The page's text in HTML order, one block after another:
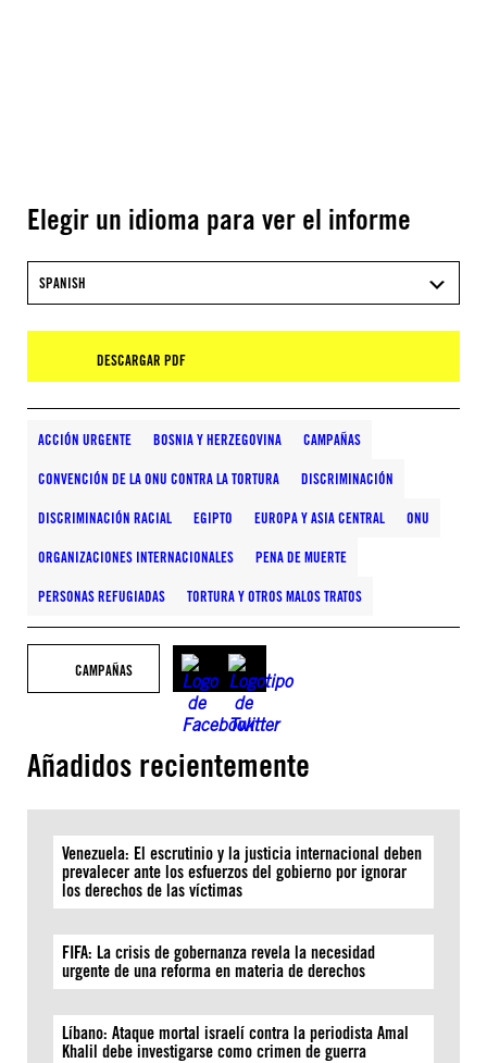
Elegir un idioma para ver el informe
SPANISH
DESCARGAR PDF
ACCIÓN URGENTE BOSNIA Y HERZEGOVINA CAMPAÑAS
CONVENCIÓN DE LA ONU CONTRA LA TORTURA DISCRIMINACIÓN
DISCRIMINACIÓN RACIAL EGIPTO EUROPA Y ASIA CENTRAL ONU
ORGANIZACIONES INTERNACIONALES PENA DE MUERTE
PERSONAS REFUGIADAS TORTURA Y OTROS MALOS TRATOS
CAMPAÑAS
Añadidos recientemente
Venezuela: El escrutinio y la justicia internacional deben
prevalecer ante los esfuerzos del gobierno por ignorar
los derechos de las víctimas
FIFA: La crisis de gobernanza revela la necesidad
urgente de una reforma en materia de derechos
Líbano: Ataque mortal israelí contra la periodista Amal
Khalil debe investigarse como crimen de guerra